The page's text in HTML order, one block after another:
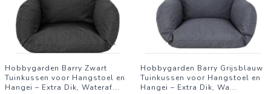
ontspannen momenten in de tuin of onderweg. Zoekwoorden:
tuinmatras, ligbedkussen, buitenmatras, zonnebed kussen,
ligstoel matras, waterbestendig tuinmatras, comfortabel
Hobbygarden Barry Zwart
Tuinkussen voor Hangstoel en
Hangei – Extra Dik, Wateraf...
Hobbygarden Barry Grijsblauw
Tuinkussen voor Hangstoel en
Hangei – Extra Dik, Wa...